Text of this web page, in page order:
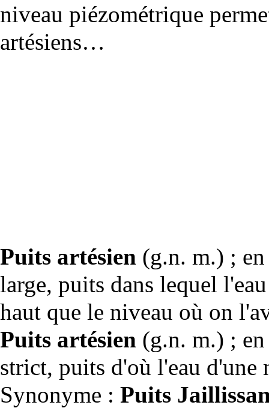
niveau piézométrique
artésiens…
Puits artésien (g.n. m.) ;
large, puits dans lequel
haut que le niveau où on
Puits artésien (g.n. m.) ;
strict, puits d'où l'eau d'une
Synonyme : Puits